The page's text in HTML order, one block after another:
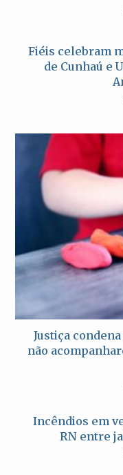
Fiéis celebram
de Cunhaú e
Justiça
não
Incêndios em
RN entre